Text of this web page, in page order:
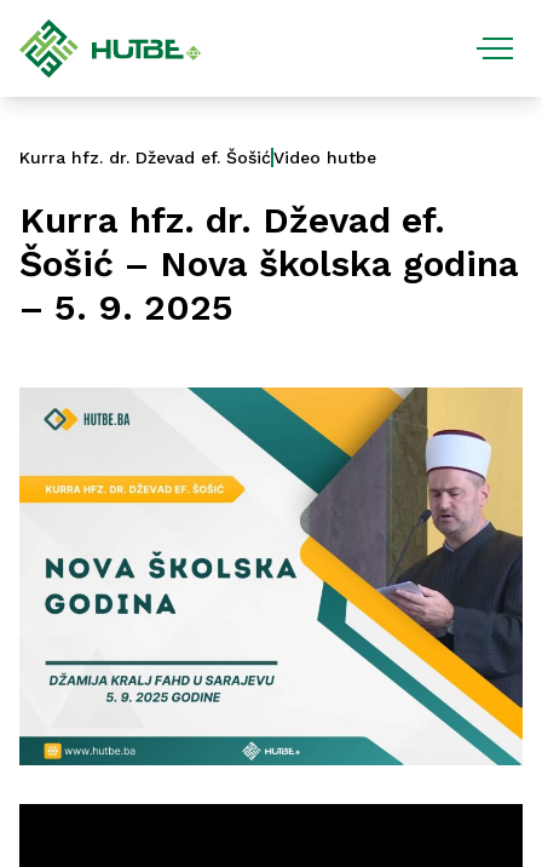
Kurra hfz. dr. Dževad ef. ŠošićVideo hutbe
Kurra hfz. dr. Dževad ef.
Šošić – Nova školska godina
– 5. 9. 2025